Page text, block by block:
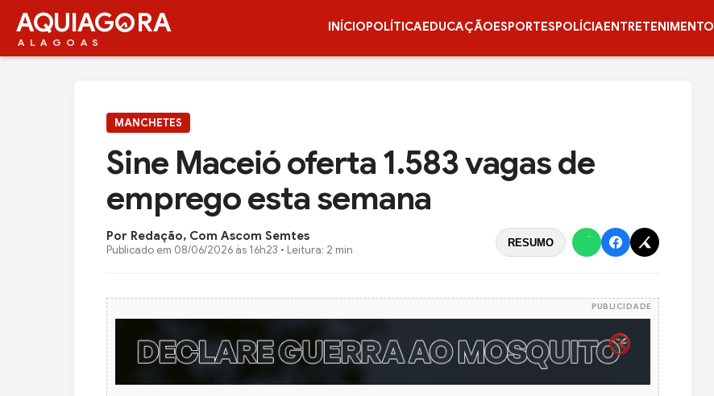
AQUIAG RA
ALAGOAS
INÍCIOPOLÍTICAEDUCAÇÃOESPORTESPOLÍCIAENTRETENIMENTO
MANCHETES
Sine Maceió oferta 1.583 vagas de
emprego esta semana
Por Redação, Com Ascom Semtes
Publicado em 08/06/2026 às 16h23 • Leitura: 2 min
RESUMO
PUBLICIDADE